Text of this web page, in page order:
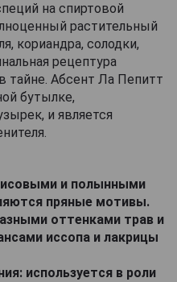
на спиртовой
растительный
кориандра, солодки,
рецептура
тайне. Абсент Ла Пепитт
бутылке,
и является
и полынными
пряные мотивы.
оттенками трав и
иссопа и лакрицы
используется в роли